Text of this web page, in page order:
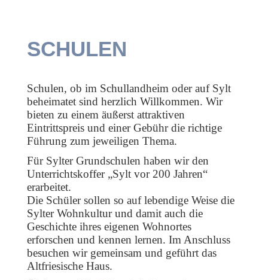
SCHULEN
Schulen, ob im Schullandheim oder auf Sylt
beheimatet sind herzlich Willkommen. Wir
bieten zu einem äußerst attraktiven
Eintrittspreis und einer Gebühr die richtige
Führung zum jeweiligen Thema.
Für Sylter Grundschulen haben wir den
Unterrichtskoffer „Sylt vor 200 Jahren“
erarbeitet.
Die Schüler sollen so auf lebendige Weise die
Sylter Wohnkultur und damit auch die
Geschichte ihres eigenen Wohnortes
erforschen und kennen lernen. Im Anschluss
besuchen wir gemeinsam und geführt das
Altfriesische Haus.